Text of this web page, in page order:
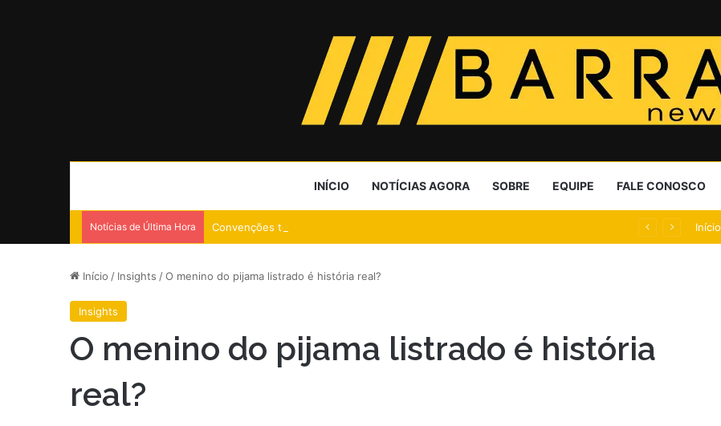
INÍCIO NOTÍCIAS AGORA SOBRE EQUIPE FALE CONOSCO
Notícias de Última Hora Convenções terminam e negociação passa às executivas Início
Início / Insights /O menino do pijama listrado é história real?
Insights
O menino do pijama listrado é história
real?